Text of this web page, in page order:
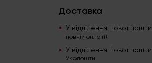
Доставка
У відділення Нової пошти
повній оплаті)
У відділення Нової пошти
Укрпошти